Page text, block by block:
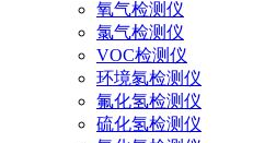
氧气检测仪
氯气检测仪
VOC检测仪
环境氡检测仪
氟化氢检测仪
硫化氢检测仪